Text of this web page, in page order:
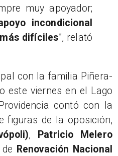
muy apoyador;
incondicional
difíciles”, relató
con la familia Piñera-
este viernes en el Lago
contó con la
figuras de la oposición,
,
Patricio Melero
Renovación Nacional